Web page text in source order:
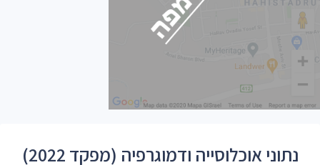
נתוני אוכלוסייה ודמוגרפיה (מפקד 2022)